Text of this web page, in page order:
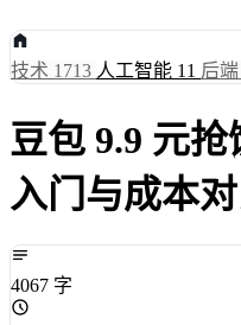
技术 1713 人工智能 11 后端
豆包 9.9 元
入门与成本
4067 字